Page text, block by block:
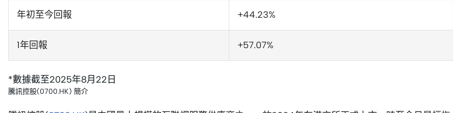
年初至今回報 +44.23%
1年回報 +57.07%
*數據截至2025年8月22日
騰訊控股(0700.HK) 簡介